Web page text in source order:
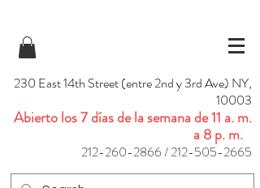
230 East 14th Street (entre 2nd y 3rd Ave) NY,
10003
Abierto los 7 días de la semana de 11 a. m.
a 8 p. m.
212-260-2866/212-505-2665